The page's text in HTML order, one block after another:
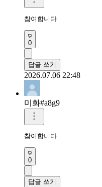
참여합니다
0
답글 쓰기
2026.07.06 22:48
미화#a8g9
참여합니다
0
답글 쓰기